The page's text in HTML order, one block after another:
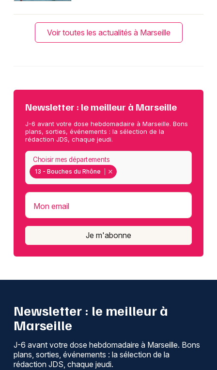
Voir toutes les actualités à Marseille
Newsletter : le meilleur à Marseille
J-6 avant votre dose hebdomadaire à Marseille. Bons
plans, sorties, événements : la sélection de la
rédaction JDS, chaque jeudi.
13 - Bouches du Rhône
Choisir mes départements
Mon email
Je m'abonne
Newsletter : le meilleur à
Marseille
J-6 avant votre dose hebdomadaire à Marseille. Bons
plans, sorties, événements : la sélection de la
rédaction JDS, chaque jeudi.